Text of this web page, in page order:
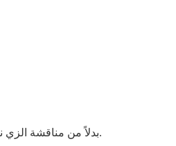
بدلاً من مناقشة الزي نفسه، تبدأ الشركات في النظر في كيفية ملاءمة برنامج الزي الموحد للعمليات اليومية.